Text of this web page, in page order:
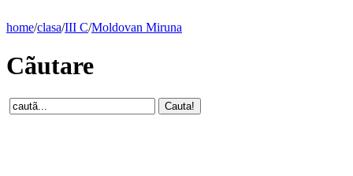
home/clasa/III C/Moldovan Miruna
Cãutare